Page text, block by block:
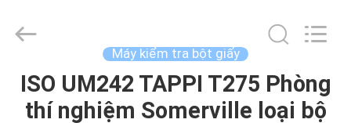
TRANG
CHỦ
nghiệm
thung
Copyright
Máy kiểm tra bột giấy
ISO UM242 TAPPI T275 Phòng
thí nghiệm Somerville loại bộ